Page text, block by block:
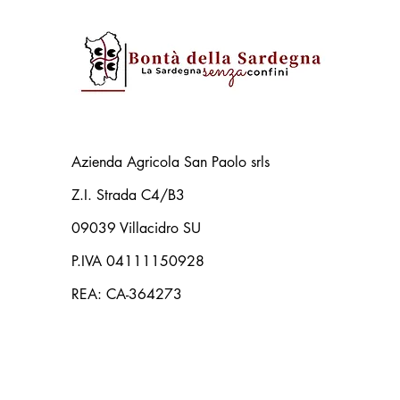
Azienda Agricola San Paolo srls
Z.I. Strada C4/B3
09039 Villacidro SU
P.IVA 04111150928
REA: CA-364273